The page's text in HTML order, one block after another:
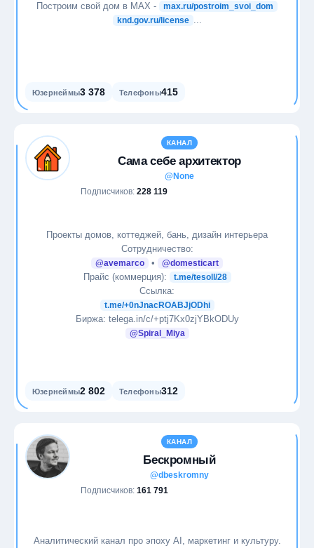
Стартапы
Фитнес
Фотография
Эротика
Языки
Построим свой дом в МАХ -
max.ru/postroim_svoi_dom
knd.gov.ru/license ...
Юзернеймы3 378 Телефоны415
КАНАЛ
Сама себе архитектор
@None
Подписчиков: 228 119
Проекты домов, коттеджей, бань, дизайн интерьера
Сотрудничество:
@avemarco • @domesticart
Прайс (коммерция): t.me/tesoll/28
Ссылка:
t.me/+0nJnacROABJjODhi
Биржа: telega.in/c/+ptj7Kx0zjYBkODUy
@Spiral_Miya
Юзернеймы2 802 Телефоны312
КАНАЛ
Бескромный
@dbeskromny
Подписчиков: 161 791
Аналитический канал про эпоху AI, маркетинг и культуру.